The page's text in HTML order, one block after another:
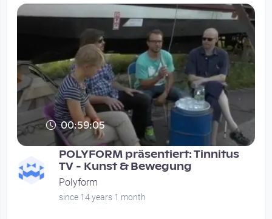
00:59:05
POLYFORM präsentiert: Tinnitus
TV - Kunst & Bewegung
Polyform
since 14 years 1 month